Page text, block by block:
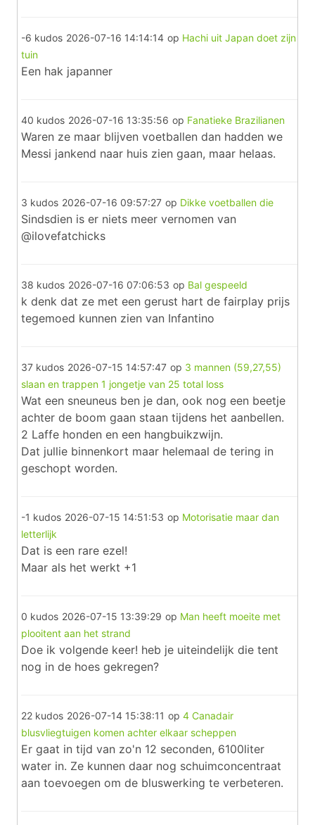
-6 kudos 2026-07-16 14:14:14 op Hachi uit Japan doet zijn
tuin
Een hak japanner
40 kudos 2026-07-16 13:35:56 op Fanatieke Brazilianen
Waren ze maar blijven voetballen dan hadden we
Messi jankend naar huis zien gaan, maar helaas.
3 kudos 2026-07-16 09:57:27 op Dikke voetballen die
Sindsdien is er niets meer vernomen van
@ilovefatchicks
38 kudos 2026-07-16 07:06:53 op Bal gespeeld
k denk dat ze met een gerust hart de fairplay prijs
tegemoed kunnen zien van Infantino
37 kudos 2026-07-15 14:57:47 op 3 mannen (59,27,55)
slaan en trappen 1 jongetje van 25 total loss
Wat een sneuneus ben je dan, ook nog een beetje
achter de boom gaan staan tijdens het aanbellen.
2 Laffe honden en een hangbuikzwijn.
Dat jullie binnenkort maar helemaal de tering in
geschopt worden.
-1 kudos 2026-07-15 14:51:53 op Motorisatie maar dan
letterlijk
Dat is een rare ezel!
Maar als het werkt +1
0 kudos 2026-07-15 13:39:29 op Man heeft moeite met
plooitent aan het strand
Doe ik volgende keer! heb je uiteindelijk die tent
nog in de hoes gekregen?
22 kudos 2026-07-14 15:38:11 op 4 Canadair
blusvliegtuigen komen achter elkaar scheppen
Er gaat in tijd van zo'n 12 seconden, 6100liter
water in. Ze kunnen daar nog schuimconcentraat
aan toevoegen om de bluswerking te verbeteren.